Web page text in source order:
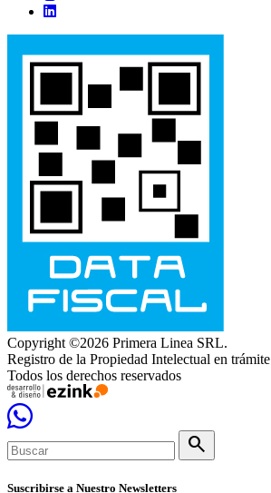
Copyright ©2026 Primera Linea SRL.
Registro de la Propiedad Intelectual en trámite
Todos los derechos reservados
search
Suscribirse a Nuestro Newsletters